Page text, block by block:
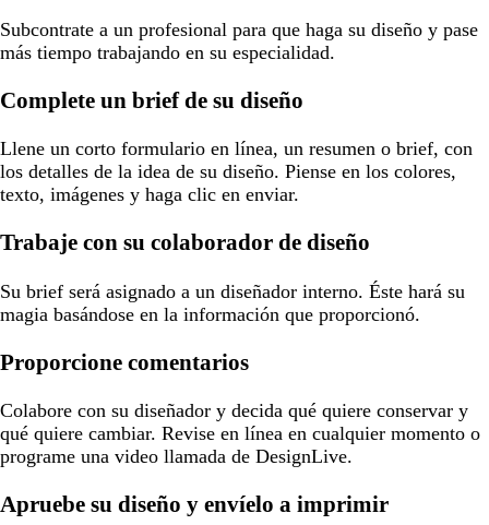
Subcontrate a un profesional para que haga su diseño y pase
más tiempo trabajando en su especialidad.
Complete un brief de su diseño
Llene un corto formulario en línea, un resumen o brief, con
los detalles de la idea de su diseño. Piense en los colores,
texto, imágenes y haga clic en enviar.
Trabaje con su colaborador de diseño
Su brief será asignado a un diseñador interno. Éste hará su
magia basándose en la información que proporcionó.
Proporcione comentarios
Colabore con su diseñador y decida qué quiere conservar y
qué quiere cambiar. Revise en línea en cualquier momento o
programe una video llamada de DesignLive.
Apruebe su diseño y envíelo a imprimir